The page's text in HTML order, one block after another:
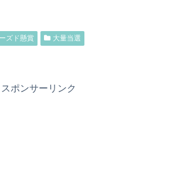
ズド懸賞 大量当選
スポンサーリンク